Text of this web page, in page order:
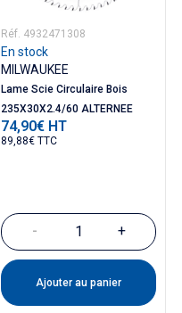
Réf. 4932471308
En stock
MILWAUKEE
Lame Scie Circulaire Bois
235X30X2.4/60 ALTERNEE
Prix
74,90€ HT
89,88€ TTC
- +
Ajouter au panier